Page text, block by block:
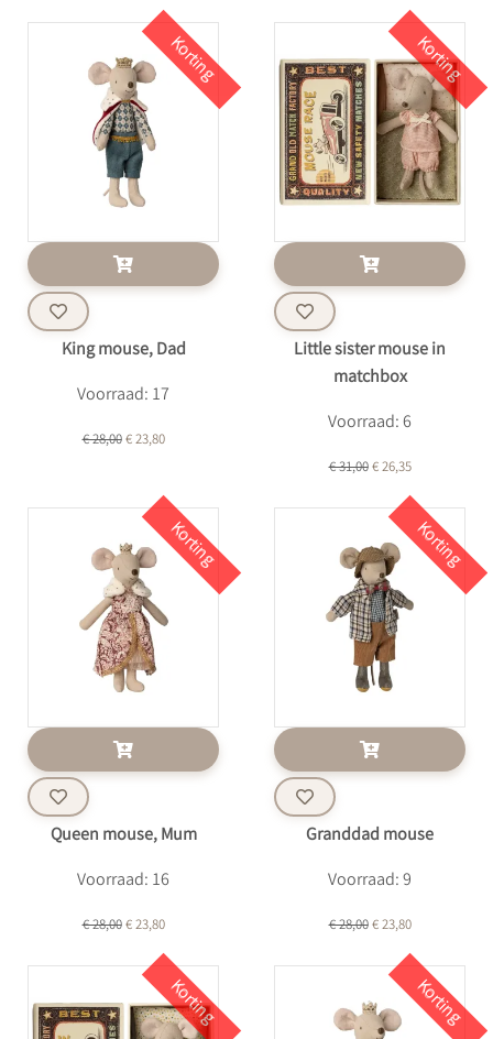
Korting
King mouse, Dad
Voorraad: 17
€ 28,00€ 23,80
Korting
Little sister mouse in
matchbox
Voorraad: 6
€ 31,00€ 26,35
Korting
Queen mouse, Mum
Voorraad: 16
€ 28,00€ 23,80
Korting
Granddad mouse
Voorraad: 9
€ 28,00€ 23,80
Korting Korting